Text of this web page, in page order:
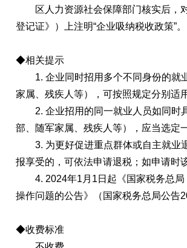
区人力资源社会保障部门核实后，对
登记证》）上注明“企业吸纳税收政策”。
◆相关提示
1. 企业同时招用多个不同身份的就业
家属、残疾人等），可按照规定分别适
2. 企业招用的同一就业人员如同时具
部、随军家属、残疾人等），应当选定
3. 为更好促进重点群体或自主就业退
报享受的，可依法申请退税；如申请时
4. 2024年1月1日起《国家税务总局
操作问题的公告》（国家税务总局公告
◆收费标准